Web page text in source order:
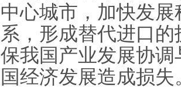
中心城市，加快发
系，形成替代进口
保我国产业发展协
国经济发展造成损失